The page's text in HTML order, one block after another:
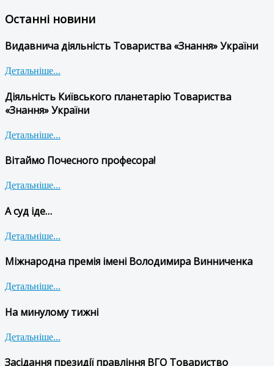
Останні новини
Видавнича діяльність Товариства «Знання» України
Детальніше...
Діяльність Київського планетарію Товариства
«Знання» України
Детальніше...
Вітаймо Почесного професора!
Детальніше...
А суд іде…
Детальніше...
Міжнародна премія імені Володимира Винниченка
Детальніше...
На минулому тижні
Детальніше...
Засідання президії правління ВГО Товариство